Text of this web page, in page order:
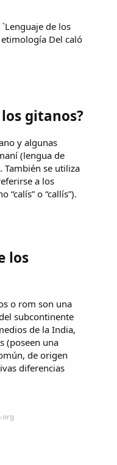
de los
Del caló
gitanos?
y algunas
(lengua de
se utiliza
a los
o “callís”).
los
o rom son una
subcontinente
de la India,
(poseen una
de origen
diferencias